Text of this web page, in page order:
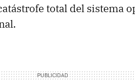
total del sistema